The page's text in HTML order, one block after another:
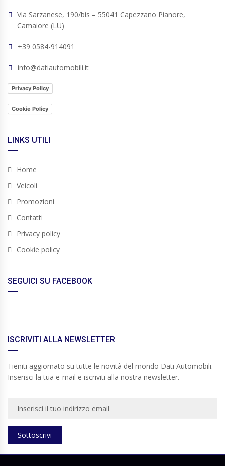
Via Sarzanese, 190/bis – 55041 Capezzano Pianore,
Camaiore (LU)
+39 0584-914091
info@datiautomobili.it
Privacy Policy
Cookie Policy
LINKS UTILI
Home
Veicoli
Promozioni
Contatti
Privacy policy
Cookie policy
SEGUICI SU FACEBOOK
ISCRIVITI ALLA NEWSLETTER
Tieniti aggiornato su tutte le novità del mondo Dati Automobili.
Inserisci la tua e-mail e iscriviti alla nostra newsletter.
Sottoscrivi